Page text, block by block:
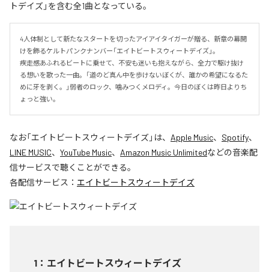
トデイズ」を含む全1曲となっている。
4人体制として新たなスタートを切ったアイアイタイガーが贈る、新章の幕開
けを飾るケルトパンクナンバー「エイトビートスウィートデイズ」。
疾走感あふれるビートに乗せて、不安も迷いも抱えながら、全力で駆け抜け
る想いを歌った一曲。「道のど真ん中を歩けないぼくが、誰かの希望になるた
めに牙を剥く。」弱者のロック、噛みつくメロディ。今日のぼくは昨日よりち
ょっと強い。
なお「エイトビートスウィートデイズ」は、 Apple Music、 Spotify、
LINE MUSIC、 YouTube Music、 Amazon Music Unlimitedなどの音楽配
信サービスで聴くことができる。
各配信サービス： エイトビートスウィートデイズ
1 ： エイトビートスウィートデイズ